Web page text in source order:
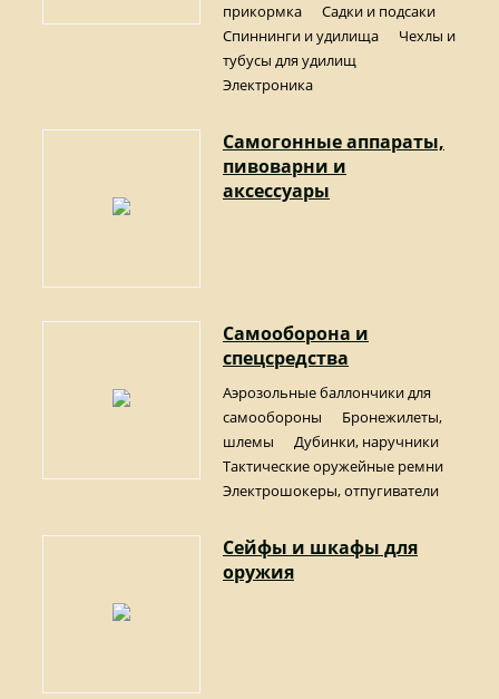
прикормка
Садки и подсаки
Спиннинги и удилища
Чехлы и
тубусы для удилищ
Электроника
Самогонные аппараты,
пивоварни и
аксессуары
Самооборона и
спецсредства
Аэрозольные баллончики для
самообороны
Бронежилеты,
шлемы
Дубинки, наручники
Тактические оружейные ремни
Электрошокеры, отпугиватели
Сейфы и шкафы для
оружия